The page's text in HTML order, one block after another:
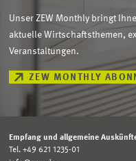
Unser ZEW Monthly bringt
aktuelle Wirtschaftsthemen,
Veranstaltungen.
ZEW MONTHLY
Empfang und allgemeine
Tel. +49 621 1235-01